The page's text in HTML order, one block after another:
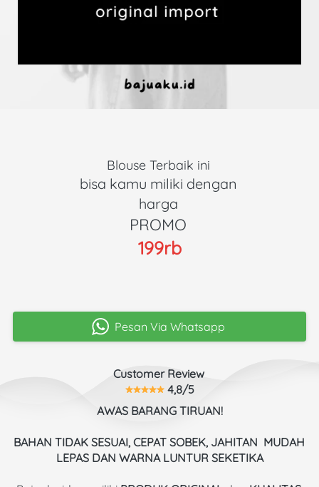
Blouse Terbaik ini
bisa kamu miliki dengan
harga
PROMO
199rb
` Pesan Via Whatsapp
Customer Review
4,8/5
AWAS BARANG TIRUAN!
BAHAN TIDAK SESUAI, CEPAT SOBEK, JAHITAN  MUDAH
LEPAS DAN WARNA LUNTUR SEKETIKA